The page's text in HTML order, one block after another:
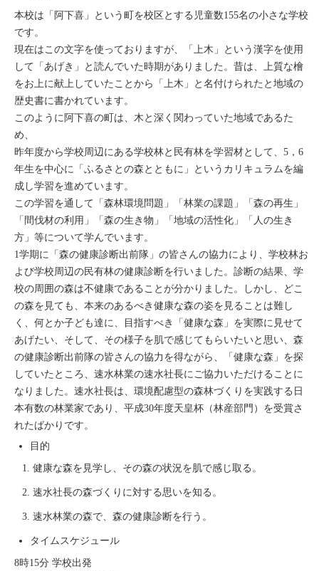
本校は「阿下喜」という町を校区とする児童数155名の小さな学校
です。
現在はこの文字を使っておりますが、「上木」という漢字を使用
して「あげき」と読んでいた時期がありました。昔は、上質な檜
をお上に献上していたことから「上木」と名付けられたと地域の
歴史書に書かれています。
このように阿下喜の町は、木と深く関わっていた地域であるた
め、
昨年度から学校周辺にある学校林と民有林を学習材として、5，6
年生を中心に「ふるさとの森とともに」というカリキュラムを編
成し学習を進めています。
この学習を通して「森林環境問題」「林業の課題」「森の再生」
「間伐材の利用」「森の生き物」「地域の活性化」「人の生き
方」等について学んでいます。
1学期に「森の健康診断出前隊」の皆さんの協力により、学校林お
よび学校周辺の民有林の健康診断を行いました。診断の結果、学
校の周囲の森は不健康であることが分かりました。しかし、どこ
の森を見ても、本来のあるべき健康な森の姿を見ることは難し
く、何とか子ども達に、目指すべき「健康な森」を実際に見せて
あげたい、そして、その様子を肌で感じてもらいたいと思い、森
の健康診断出前隊の皆さんの協力を得ながら、「健康な森」を探
していたところ、速水林業の速水社長にご協力いただけることに
なりました。速水社長は、環境配慮型の森林づくりを実践する日
本有数の林業家であり、平成30年度天皇杯（林産部門）を受賞さ
れたばかりです。
目的
健康な森を見学し、その森の状況を肌で感じ取る。
速水社長の森づくりに対する思いを知る。
速水林業の森で、森の健康診断を行う。
タイムスケジュール
8時15分 学校出発